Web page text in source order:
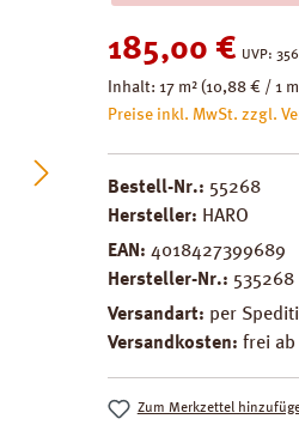
Verkaufspreis:
185,00 € UVP:
Inhalt: 17 m² (10,88 € / 1
Preise inkl. MwSt. zzgl.
Bestell-Nr.: 55268
Hersteller: HARO
EAN: 4018427399689
Hersteller-Nr.: 535268
Versandart: per
Versandkosten: frei
Zum Merkzettel